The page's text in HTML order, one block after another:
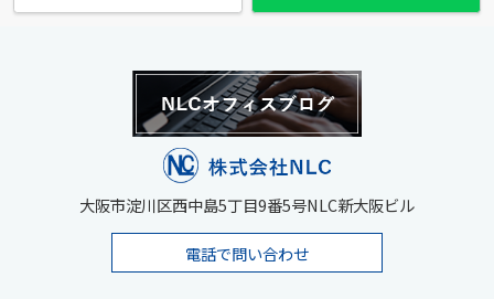
大阪市淀川区西中島5丁目9番5号NLC新大阪ビル
電話で問い合わせ